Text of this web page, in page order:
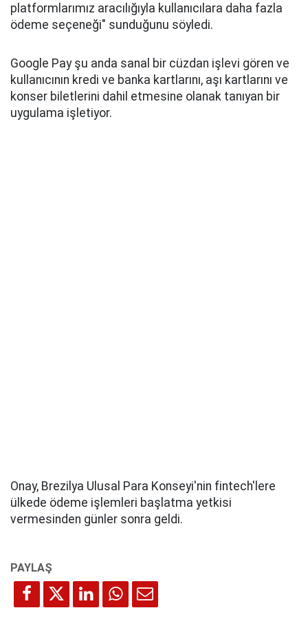
platformlarımız aracılığıyla kullanıcılara daha fazla
ödeme seçeneği" sunduğunu söyledi.
Google Pay şu anda sanal bir cüzdan işlevi gören ve
kullanıcının kredi ve banka kartlarını, aşı kartlarını ve
konser biletlerini dahil etmesine olanak tanıyan bir
uygulama işletiyor.
Onay, Brezilya Ulusal Para Konseyi'nin fintech'lere
ülkede ödeme işlemleri başlatma yetkisi
vermesinden günler sonra geldi.